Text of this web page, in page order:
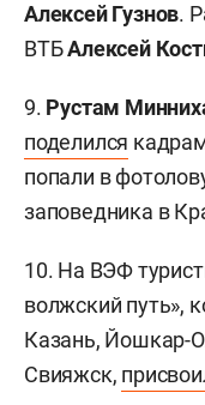
Алексей Гузнов.
ВТБАлексей
9. Рустам
поделился
попали в
заповедника в
10. На ВЭФ
волжский путь»,
Казань, Йошкар-
Свияжск,